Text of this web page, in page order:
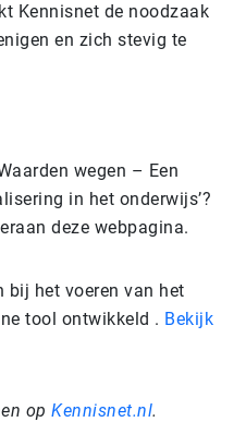
Kennisnet de noodzaak
en zich stevig te
wegen – Een
in het onderwijs’?
deze webpagina.
bij het voeren van het
tool ontwikkeld . Bekijk
op Kennisnet.nl.